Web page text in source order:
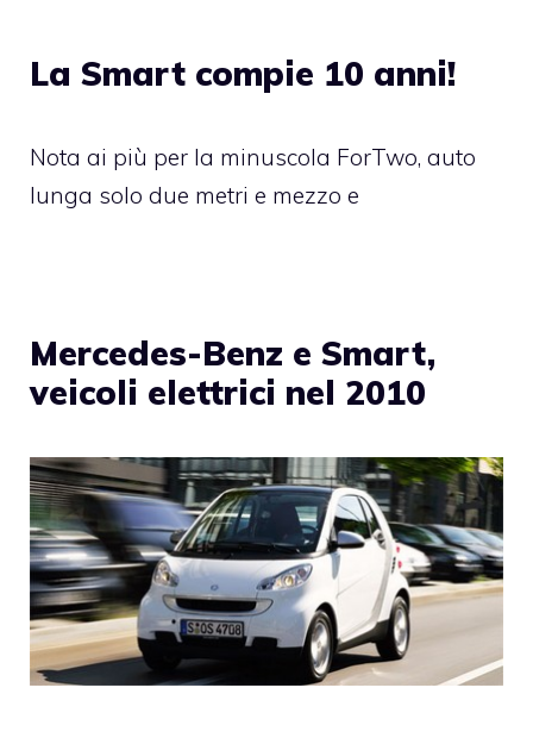
La Smart compie 10 anni!
Nota ai più per la minuscola ForTwo, auto
lunga solo due metri e mezzo e
Mercedes-Benz e Smart,
veicoli elettrici nel 2010